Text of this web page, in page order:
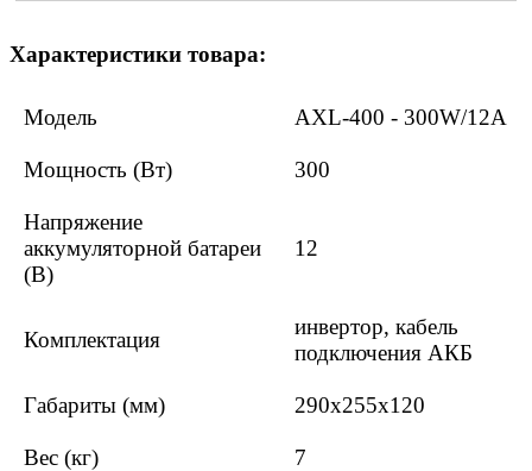
Характеристики товара:
Модель AXL-400 - 300W/12A
Мощность (Вт) 300
Напряжение
аккумуляторной батареи
(В)
12
Комплектация
инвертор, кабель
подключения АКБ
Габариты (мм) 290х255х120
Вес (кг) 7